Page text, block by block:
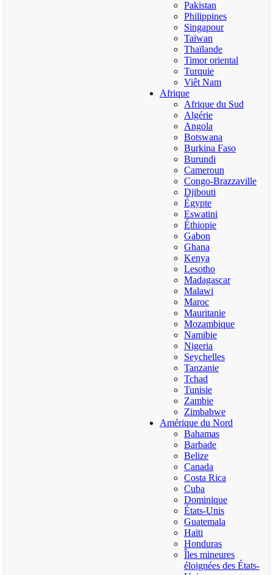
Pakistan
Philippines
Singapour
Taïwan
Thaïlande
Timor oriental
Turquie
Viêt Nam
Afrique
Afrique du Sud
Algérie
Angola
Botswana
Burkina Faso
Burundi
Cameroun
Congo-Brazzaville
Djibouti
Égypte
Eswatini
Éthiopie
Gabon
Ghana
Kenya
Lesotho
Madagascar
Malawi
Maroc
Mauritanie
Mozambique
Namibie
Nigeria
Seychelles
Tanzanie
Tchad
Tunisie
Zambie
Zimbabwe
Amérique du Nord
Bahamas
Barbade
Belize
Canada
Costa Rica
Cuba
Dominique
États-Unis
Guatemala
Haïti
Honduras
Îles mineures
éloignées des États-